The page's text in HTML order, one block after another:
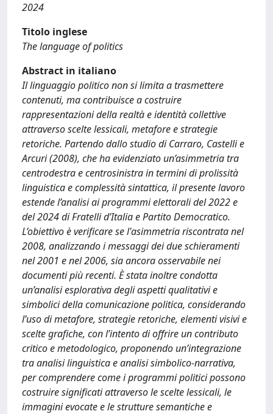
2024
Titolo inglese
The language of politics
Abstract in italiano
Il linguaggio politico non si limita a trasmettere
contenuti, ma contribuisce a costruire
rappresentazioni della realtà e identità collettive
attraverso scelte lessicali, metafore e strategie
retoriche. Partendo dallo studio di Carraro, Castelli e
Arcuri (2008), che ha evidenziato un’asimmetria tra
centrodestra e centrosinistra in termini di prolissità
linguistica e complessità sintattica, il presente lavoro
estende l’analisi ai programmi elettorali del 2022 e
del 2024 di Fratelli d’Italia e Partito Democratico.
L’obiettivo è verificare se l'asimmetria riscontrata nel
2008, analizzando i messaggi dei due schieramenti
nel 2001 e nel 2006, sia ancora osservabile nei
documenti più recenti. È stata inoltre condotta
un’analisi esplorativa degli aspetti qualitativi e
simbolici della comunicazione politica, considerando
l’uso di metafore, strategie retoriche, elementi visivi e
scelte grafiche, con l’intento di offrire un contributo
critico e metodologico, proponendo un’integrazione
tra analisi linguistica e analisi simbolico-narrativa,
per comprendere come i programmi politici possono
costruire significati attraverso le scelte lessicali, le
immagini evocate e le strutture semantiche e